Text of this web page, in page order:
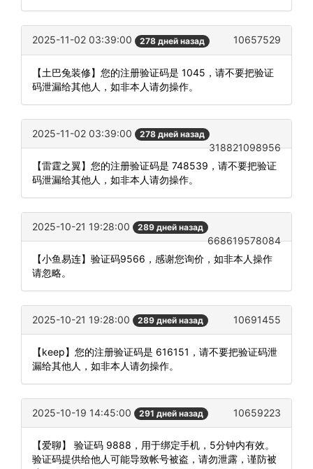
2025-11-02 03:39:00 278 дней назад 10657529
【土巴兔装修】您的注册验证码是 1045，请不要把验证
码泄漏给其他人，如非本人请勿操作。
2025-11-02 03:39:00 278 дней назад
318821098956
【雷霆之翼】您的注册验证码是 748539，请不要把验证
码泄漏给其他人，如非本人请勿操作。
2025-10-21 19:28:00 289 дней назад
668619578084
【小鱼易连】验证码9566，感谢您询价，如非本人操作
请忽略。
2025-10-21 19:28:00 289 дней назад 10691455
【keep】您的注册验证码是 616151，请不要把验证码泄
漏给其他人，如非本人请勿操作。
2025-10-19 14:45:00 291 дней назад 10659223
【爱聊】 验证码 9888，用于绑定手机，5分钟内有效。
验证码提供给他人可能导致帐号被盗，请勿泄露，谨防被